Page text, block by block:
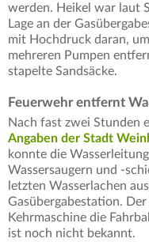
werden. Heikel war laut
Lage an der
mit Hochdruck daran,
mehreren Pumpen
stapelte Sandsäcke.
Feuerwehr entfernt
Nach fast zwei Stunden
Angaben der Stadt
konnte die
Wassersaugern und -
letzten Wasserlachen
Gasübergabestation.
Kehrmaschine die
ist noch nicht bekannt.